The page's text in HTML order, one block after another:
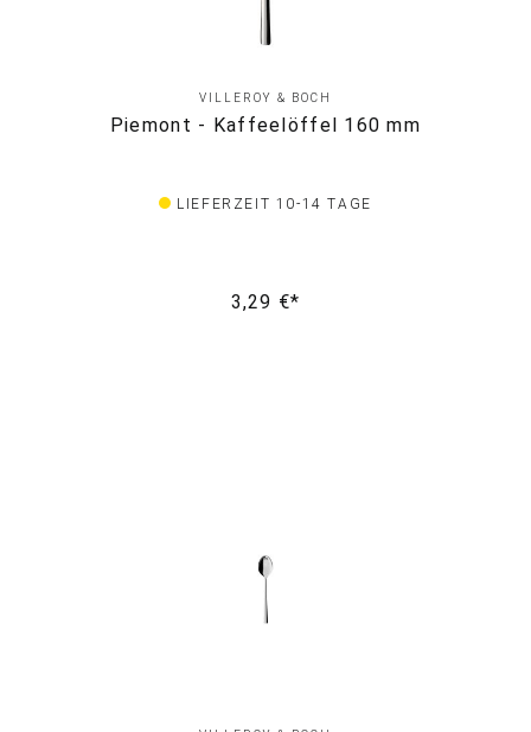
VILLEROY & BOCH
Piemont - Kaffeelöffel 160 mm
LIEFERZEIT 10-14 TAGE
3,29 €*